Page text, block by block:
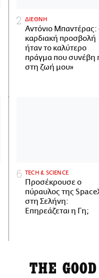
ΔΙΕΘΝΗ
Αντόνιο Μπαντέρας:
καρδιακή προσβολή
ήταν το καλύτερο
πράγμα που συνέβη
στη ζωή μου»
ΤECH & SCIENCE
Προσέκρουσε ο
πύραυλος της
στη Σελήνη:
Επηρεάζεται η Γη;
THE